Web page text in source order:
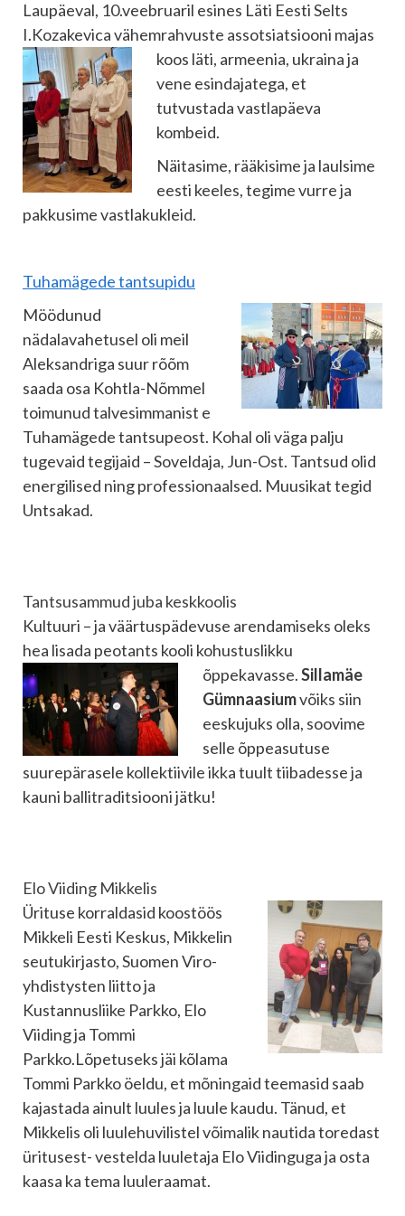
Laupäeval, 10.veebruaril esines Läti Eesti Selts
I.Kozakevica vähemrahvuste assotsiatsiooni majas
koos läti, armeenia, ukraina ja
vene esindajatega, et
tutvustada vastlapäeva
kombeid.
Näitasime, rääkisime ja laulsime
eesti keeles, tegime vurre ja
pakkusime vastlakukleid.
Tuhamägede tantsupidu
Möödunud
nädalavahetusel oli meil
Aleksandriga suur rõõm
saada osa Kohtla-Nõmmel
toimunud talvesimmanist e
Tuhamägede tantsupeost. Kohal oli väga palju
tugevaid tegijaid – Soveldaja, Jun-Ost. Tantsud olid
energilised ning professionaalsed. Muusikat tegid
Untsakad.
Tantsusammud juba keskkoolis
Kultuuri – ja väärtuspädevuse arendamiseks oleks
hea lisada peotants kooli kohustuslikku
õppekavasse.Sillamäe
Gümnaasiumvõiks siin
eeskujuks olla, soovime
selle õppeasutuse
suurepärasele kollektiivile ikka tuult tiibadesse ja
kauni ballitraditsiooni jätku!
Elo Viiding Mikkelis
Ürituse korraldasid koostöös
Mikkeli Eesti Keskus, Mikkelin
seutukirjasto, Suomen Viro-
yhdistysten liitto ja
Kustannusliike Parkko, Elo
Viiding ja Tommi
Parkko.Lõpetuseks jäi kõlama
Tommi Parkko öeldu, et mõningaid teemasid saab
kajastada ainult luules ja luule kaudu. Tänud, et
Mikkelis oli luulehuvilistel võimalik nautida toredast
üritusest- vestelda luuletaja Elo Viidinguga ja osta
kaasa ka tema luuleraamat.